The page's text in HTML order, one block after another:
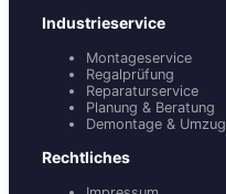
Industrieservice
Montageservice
Regalprüfung
Reparaturservice
Planung & Beratung
Demontage & Umzug
Rechtliches